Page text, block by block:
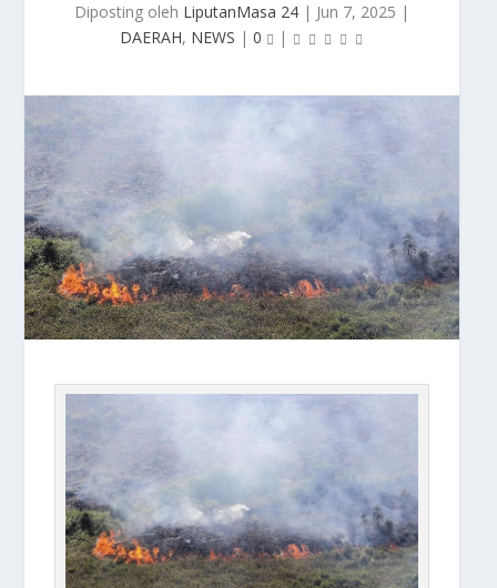
Diposting oleh LiputanMasa 24 | Jun 7, 2025 |
DAERAH, NEWS | 0 |